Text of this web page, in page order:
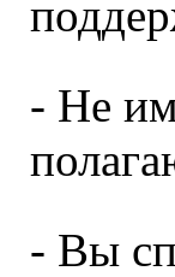
- Не
- Вы